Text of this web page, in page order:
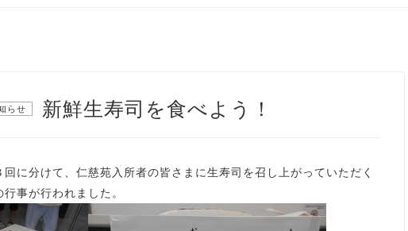
らせ 新鮮生寿司を食べよう！
回に分けて、仁慈苑入所者の皆さまに生寿司を召し上がっていただく
事が行われました。